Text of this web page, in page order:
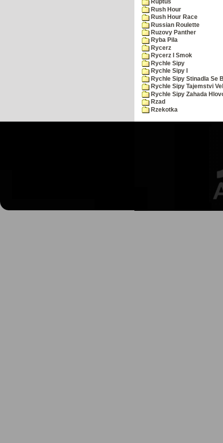
Ruptus
Rush Hour
Rush Hour Race
Russian Roulette
Ruzovy Panther
Ryba Pila
Rycerz
Rycerz I Smok
Rychle Sipy
Rychle Sipy I
Rychle Sipy Stinadla Se
Rychle Sipy Tajemstvi
Rychle Sipy Zahada
Rzad
Rzekotka